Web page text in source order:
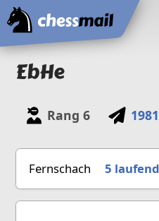
Startseite
EbHe
Rang 6 1981
Fernschach 5